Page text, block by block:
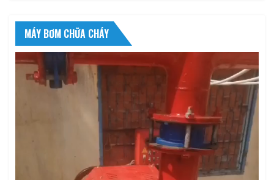
MÁY BƠM CHỮA CHÁY
Trình
chơi